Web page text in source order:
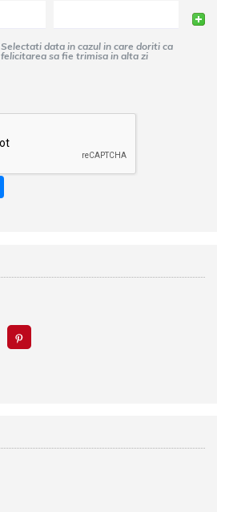
Selectati data in cazul in care doriti ca
felicitarea sa fie trimisa in alta zi